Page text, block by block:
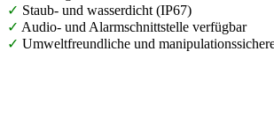
✓ Staub- und wasserdicht (IP67)
✓ Audio- und Alarmschnittstelle verfügbar
✓ Umweltfreundliche und